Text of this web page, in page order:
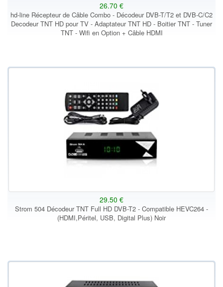
26.70 €
hd-line Récepteur de Câble Combo - Décodeur DVB-T/T2 et DVB-C/C2
Decodeur TNT HD pour TV - Adaptateur TNT HD - Boitier TNT - Tuner
TNT - Wifi en Option + Câble HDMI
29.50 €
Strom 504 Décodeur TNT Full HD DVB-T2 - Compatible HEVC264 -
(HDMI,Péritel, USB, Digital Plus) Noir